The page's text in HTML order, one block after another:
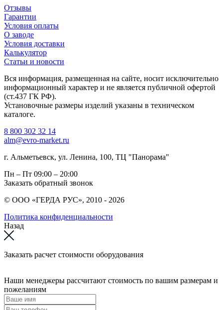
Отзывы
Гарантии
Условия оплаты
О заводе
Условия доставки
Калькулятор
Статьи и новости
Вся информация, размещенная на сайте, носит исключительно
информационный характер и не является публичной офертой
(ст.437 ГК РФ).
Установочные размеры изделий указаны в техническом
каталоге.
8 800 302 32 14
alm@evro-market.ru
г. Альметьевск, ул. Ленина, 100, ТЦ "Панорама"
Пн – Пт 09:00 – 20:00
Заказать обратный звонок
© ООО «ГЕРДА РУС», 2010 - 2026
Политика конфиденциальности
Назад
Заказать расчет стоимости оборудования
Наши менеджеры рассчитают стоимость по вашим размерам и
пожеланиям